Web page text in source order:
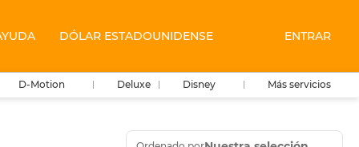
DÓLAR ESTADOUNIDENSE ENTRAR
D-Motion Deluxe Disney Más servicios